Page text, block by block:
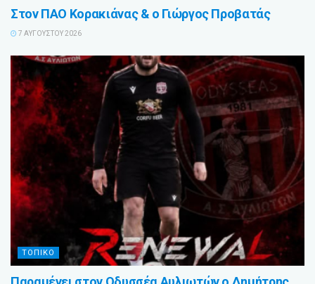
Στον ΠΑΟ Κορακιάνας & ο Γιώργος Προβατάς
7 ΑΥΓΟΎΣΤΟΥ 2026
ΤΟΠΙΚΟ